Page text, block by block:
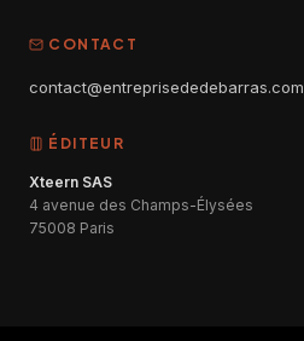
CONTACT
contact@entreprisededebarras.com
ÉDITEUR
Xteern SAS
4 avenue des Champs-Élysées
75008 Paris